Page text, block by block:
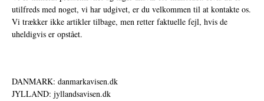
utilfreds med noget, vi har udgivet, er du velkommen til at kontakte os.
Vi trækker ikke artikler tilbage, men retter faktuelle fejl, hvis de
uheldigvis er opstået.
DANMARK: danmarkavisen.dk
JYLLAND: jyllandsavisen.dk